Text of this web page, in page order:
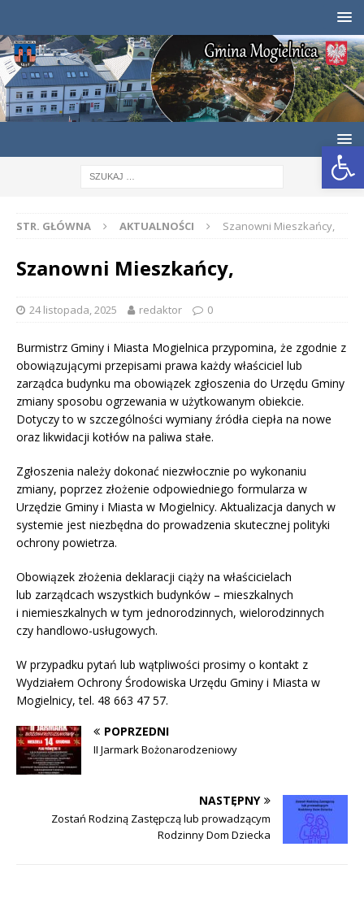
Otwórz pasek narzędzi
STR. GŁÓWNA AKTUALNOŚCI Szanowni Mieszkańcy,
Szanowni Mieszkańcy,
24 listopada, 2025 redaktor 0
Burmistrz Gminy i Miasta Mogielnica przypomina, że zgodnie z
obowiązującymi przepisami prawa każdy właściciel lub
zarządca budynku ma obowiązek zgłoszenia do Urzędu Gminy
zmiany sposobu ogrzewania w użytkowanym obiekcie.
Dotyczy to w szczególności wymiany źródła ciepła na nowe
oraz likwidacji kotłów na paliwa stałe.
Zgłoszenia należy dokonać niezwłocznie po wykonaniu
zmiany, poprzez złożenie odpowiedniego formularza w
Urzędzie Gminy i Miasta w Mogielnicy. Aktualizacja danych w
systemie jest niezbędna do prowadzenia skutecznej polityki
ochrony powietrza.
Obowiązek złożenia deklaracji ciąży na właścicielach
lub zarządcach wszystkich budynków – mieszkalnych
i niemieszkalnych w tym jednorodzinnych, wielorodzinnych
czy handlowo-usługowych.
W przypadku pytań lub wątpliwości prosimy o kontakt z
Wydziałem Ochrony Środowiska Urzędu Gminy i Miasta w
Mogielnicy, tel. 48 663 47 57.
POPRZEDNI
II Jarmark Bożonarodzeniowy
NASTĘPNY
Zostań Rodziną Zastępczą lub prowadzącym
Rodzinny Dom Dziecka